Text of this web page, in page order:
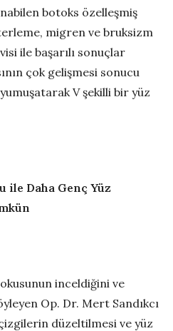
botoks özelleşmiş
migren ve bruksizm
ile başarılı sonuçlar
çok gelişmesi sonucu
V şekilli bir yüz
ile Daha Genç Yüz
inceldiğini ve
Op. Dr. Mert Sandıkcı
düzeltilmesi ve yüz